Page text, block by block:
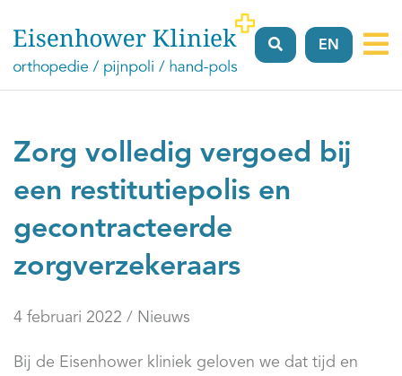
EN
Zorg volledig vergoed bij
een restitutiepolis en
gecontracteerde
zorgverzekeraars
4 februari 2022 / Nieuws
Bij de Eisenhower kliniek geloven we dat tijd en